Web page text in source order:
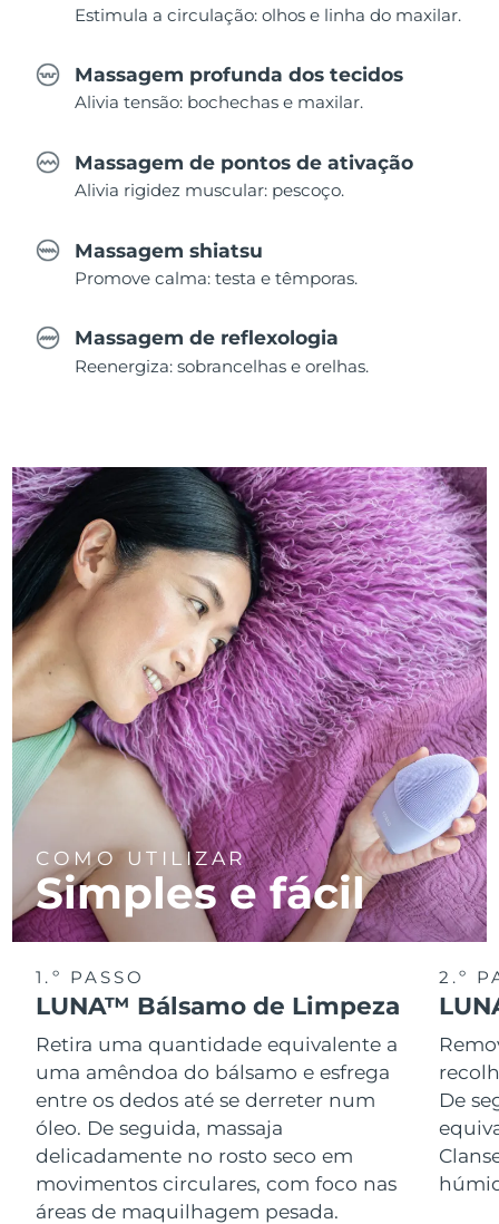
Estimula a circulação: olhos e linha do maxilar.
Massagem profunda dos tecidos
Alivia tensão: bochechas e maxilar.
Massagem de pontos de ativação
Alivia rigidez muscular: pescoço.
Massagem shiatsu
Promove calma: testa e têmporas.
Massagem de reflexologia
Reenergiza: sobrancelhas e orelhas.
COMO UTILIZAR
Simples e fácil
1.º PASSO
LUNA™ Bálsamo de Limpeza
Retira uma quantidade equivalente a
uma amêndoa do bálsamo e esfrega
entre os dedos até se derreter num
óleo. De seguida, massaja
delicadamente no rosto seco em
movimentos circulares, com foco nas
áreas de maquilhagem pesada.
2.º
De